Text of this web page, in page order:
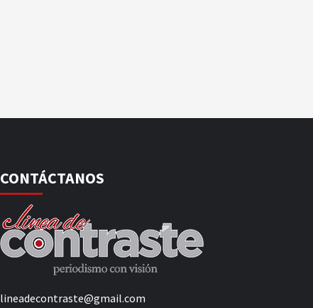
CONTÁCTANOS
lineadecontraste@gmail.com